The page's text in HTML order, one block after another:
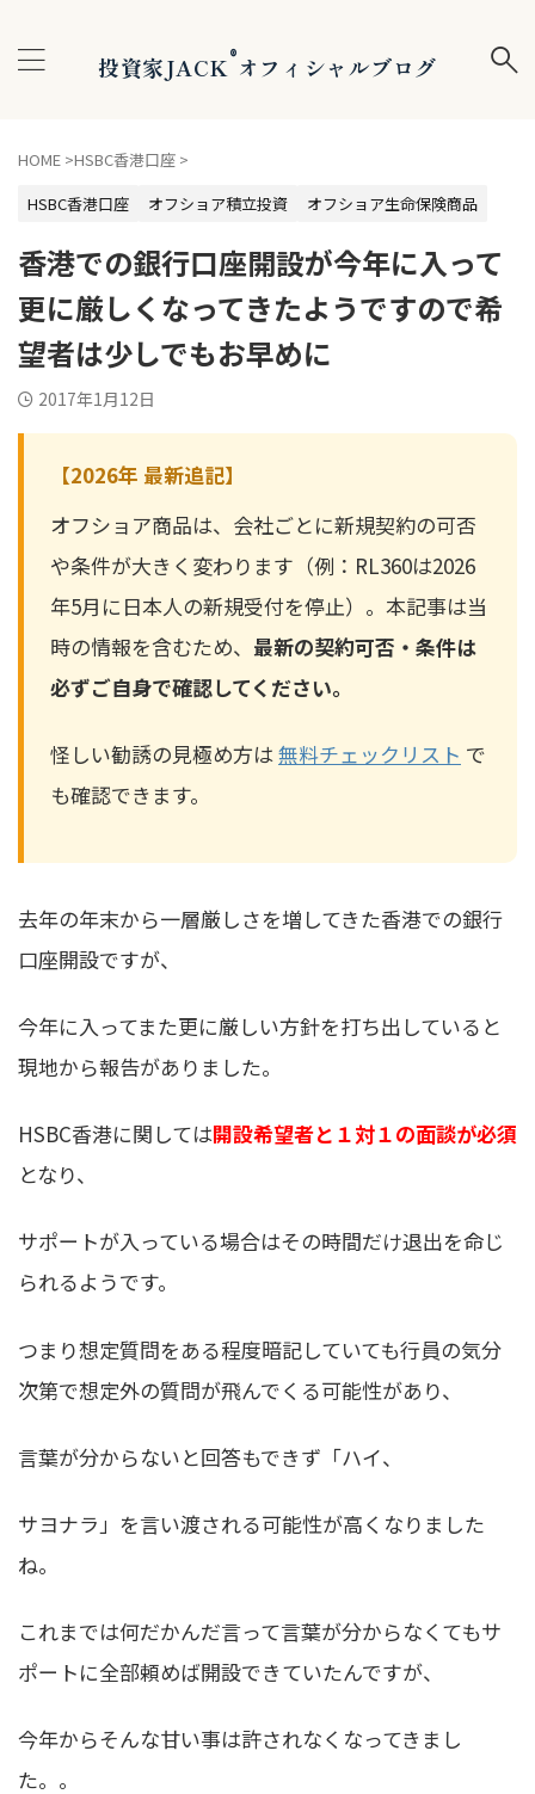
投資家JACK®オフィシャルブログ
HOME >HSBC香港口座 >
HSBC香港口座
オフショア積立投資 オフショア生命保険商品
香港での銀行口座開設が今年に入って
更に厳しくなってきたようですので希
望者は少しでもお早めに
2017年1月12日
【2026年 最新追記】
オフショア商品は、会社ごとに新規契約の可否
や条件が大きく変わります（例：RL360は2026
年5月に日本人の新規受付を停止）。本記事は当
時の情報を含むため、 最新の契約可否・条件は
必ずご自身で確認してください。
怪しい勧誘の見極め方は無料チェックリスト で
も確認できます。
去年の年末から一層厳しさを増してきた香港での銀行
口座開設ですが、
今年に入ってまた更に厳しい方針を打ち出していると
現地から報告がありました。
HSBC香港に関しては開設希望者と１対１の面談が必須
となり、
サポートが入っている場合はその時間だけ退出を命じ
られるようです。
つまり想定質問をある程度暗記していても行員の気分
次第で想定外の質問が飛んでくる可能性があり、
言葉が分からないと回答もできず「ハイ、
サヨナラ」を言い渡される可能性が高くなりました
ね。
これまでは何だかんだ言って言葉が分からなくてもサ
ポートに全部頼めば開設できていたんですが、
今年からそんな甘い事は許されなくなってきまし
た。。